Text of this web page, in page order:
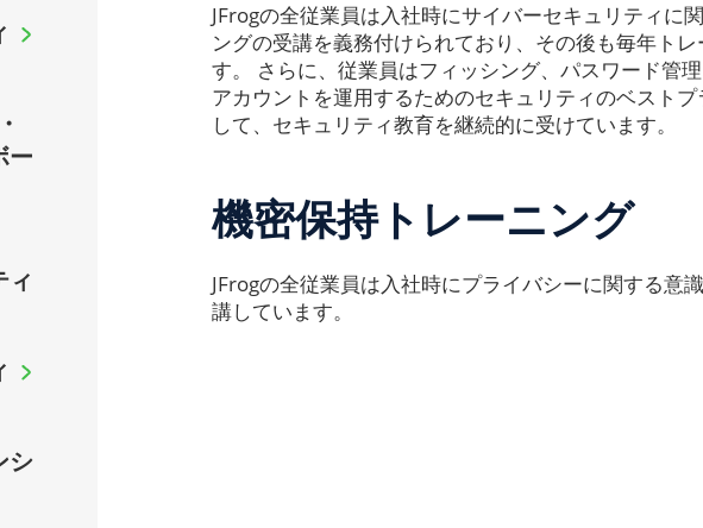
ー
ィ
シ
JFrogの全従業員は入社時にサイバーセキュリティに
ングの受講を義務付けられており、その後も毎年ト
す。 さらに、従業員はフィッシング、パスワード管
アカウントを運用するためのセキュリティのベスト
して、セキュリティ教育を継続的に受けています。
機密保持トレーニング
JFrogの全従業員は入社時にプライバシーに関する意
講しています。